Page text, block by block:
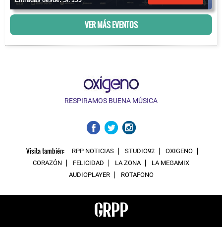
VER MÁS EVENTOS
RESPIRAMOS BUENA MÚSICA
Visita también: RPP NOTICIAS STUDIO92
OXIGENO
CORAZÓN
FELICIDAD LA ZONA
LA MEGAMIX
AUDIOPLAYER
ROTAFONO